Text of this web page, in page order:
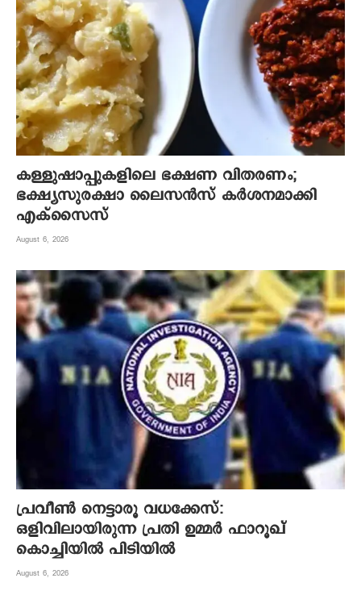
കള്ളുഷാപ്പുകളിലെ ഭക്ഷണ വിതരണം;
ഭക്ഷ്യസുരക്ഷാ ലൈസന്‍സ് കര്‍ശനമാക്കി
എക്‌സൈസ്
August 6, 2026
പ്രവീൺ നെട്ടാരൂ വധക്കേസ്:
ഒളിവിലായിരുന്ന പ്രതി ഉമ്മർ ഫാറൂഖ്
കൊച്ചിയിൽ പിടിയിൽ
August 6, 2026